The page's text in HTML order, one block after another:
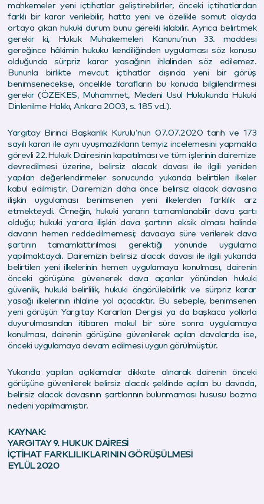
mahkemeler yeni içtihatlar geliştirebilirler, önceki içtihatlardan
farklı bir karar verilebilir, hatta yeni ve özelikle somut olayda
ortaya çıkan hukuki durum bunu gerekli kılabilir. Ayrıca belirtmek
gerekir ki, Hukuk Muhakemeleri Kanunu’nun 33. maddesi
gereğince hâkimin hukuku kendiliğinden uygulaması söz konusu
olduğunda sürpriz karar yasağının ihlalinden söz edilemez.
Bununla birlikte mevcut içtihatlar dışında yeni bir görüş
benimsenecekse, öncelikle tarafların bu konuda bilgilendirmesi
gerekir (ÖZEKES, Muhammet, Medeni Usul Hukukunda Hukuki
Dinlenilme Hakkı, Ankara 2003, s. 185 vd.).
Yargıtay Birinci Başkanlık Kurulu’nun 07.07.2020 tarih ve 173
sayılı kararı ile aynı uyuşmazlıkların temyiz incelemesini yapmakla
görevli 22.Hukuk Dairesinin kapatılması ve tüm işlerinin dairemize
devredilmesi üzerine, belirsiz alacak davası ile ilgili yeniden
yapılan değerlendirmeler sonucunda yukarıda belirtilen ilkeler
kabul edilmiştir. Dairemizin daha önce belirsiz alacak davasına
ilişkin uygulaması benimsenen yeni ilkelerden farklılık arz
etmekteydi. Örneğin, hukuki yararın tamamlanabilir dava şartı
olduğu; hukuki yarara ilişkin dava şartının eksik olması halinde
davanın hemen reddedilmemesi; davacıya süre verilerek dava
şartının tamamlattırılması gerektiği yönünde uygulama
yapılmaktaydı. Dairemizin belirsiz alacak davası ile ilgili yukarıda
belirtilen yeni ilkelerinin hemen uygulamaya konulması, dairenin
önceki görüşüne güvenerek dava açanlar yönünden hukuki
güvenlik, hukuki belirlilik, hukuki öngörülebilirlik ve sürpriz karar
yasağı ilkelerinin ihlaline yol açacaktır. Bu sebeple, benimsenen
yeni görüşün Yargıtay Kararları Dergisi ya da başkaca yollarla
duyurulmasından itibaren makul bir süre sonra uygulamaya
konulması, dairenin görüşüne güvenilerek açılan davalarda ise,
önceki uygulamaya devam edilmesi uygun görülmüştür.
Yukarıda yapılan açıklamalar dikkate alınarak dairenin önceki
görüşüne güvenilerek belirsiz alacak şeklinde açılan bu davada,
belirsiz alacak davasının şartlarının bulunmaması hususu bozma
nedeni yapılmamıştır.
KAYNAK:
YARGITAY 9. HUKUK DAİRESİ
İÇTİHAT FARKLILIKLARININ GÖRÜŞÜLMESİ
EYLÜL 2020